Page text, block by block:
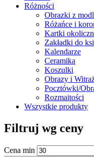
Różności
Obrazki z
Różańce i
Kartki
Zakładki do
Kalendarze
Ceramika
Koszulki
Obrazy i
Pocztówki/
Rozmaitości
Wszystkie produkty
Filtruj wg ceny
Cena min